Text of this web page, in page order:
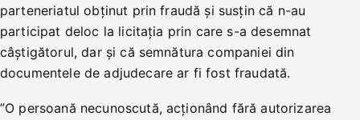
parteneriatul obținut prin fraudă și susțin că n-au
participat deloc la licitația prin care s-a desemnat
câștigătorul, dar și că semnătura companiei din
documentele de adjudecare ar fi fost fraudată.
”O persoană necunoscută, acționând fără autorizarea